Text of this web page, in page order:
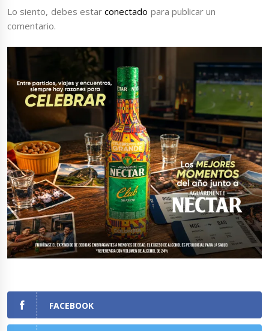
Lo siento, debes estarconectado para publicar un
comentario.
FACEBOOK